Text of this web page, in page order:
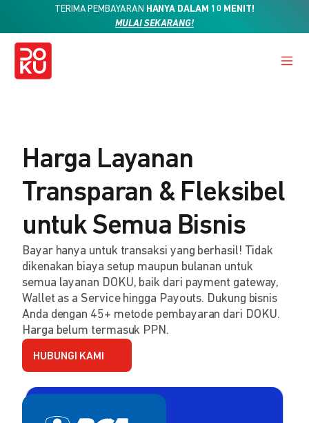
TERIMA PEMBAYARAN HANYA DALAM 10 MENIT!
MULAI SEKARANG!
Harga Layanan
Transparan & Fleksibel
untuk Semua Bisnis
Bayar hanya untuk transaksi yang berhasil! Tidak
dikenakan biaya setup maupun bulanan untuk
semua layanan DOKU, baik dari payment gateway,
Wallet as a Service hingga Payouts. Dukung bisnis
Anda dengan 45+ metode pembayaran dari DOKU.
Harga belum termasuk PPN.
HUBUNGI KAMI